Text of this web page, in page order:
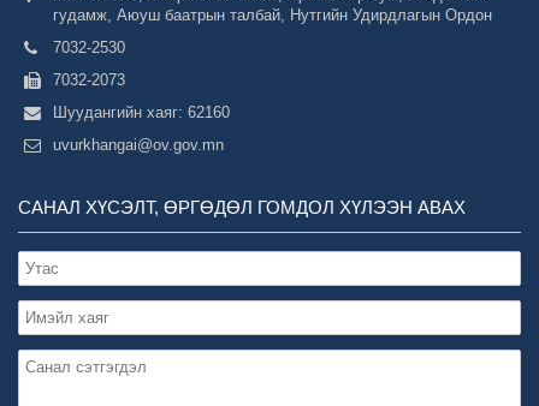
гудамж, Аюуш баатрын талбай, Нутгийн Удирдлагын Ордон
7032-2530
7032-2073
Шуудангийн хаяг: 62160
uvurkhangai@ov.gov.mn
САНАЛ ХҮСЭЛТ, ӨРГӨДӨЛ ГОМДОЛ ХҮЛЭЭН АВАХ